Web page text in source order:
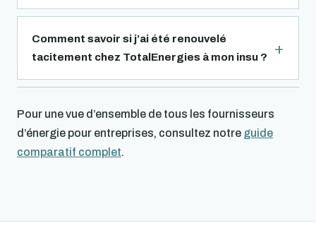
Comment savoir si j’ai été renouvelé
tacitement chez TotalEnergies à mon insu ?
Pour une vue d’ensemble de tous les fournisseurs
d’énergie pour entreprises, consultez notre guide
comparatif complet.